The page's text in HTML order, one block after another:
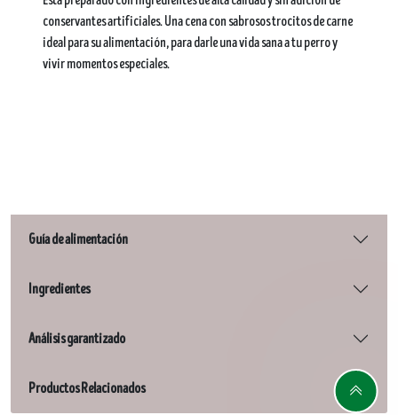
conservantes artificiales. Una cena con sabrosos trocitos de carne
ideal para su alimentación, para darle una vida sana a tu perro y
vivir momentos especiales.
Guía de alimentación
Ingredientes
Análisis garantizado
Productos Relacionados